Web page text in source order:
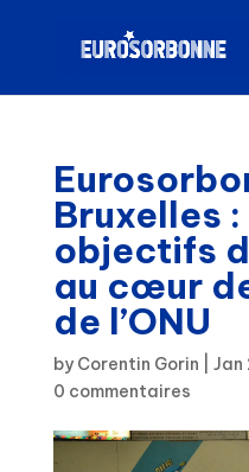
Bruxelles :
objectifs
au cœur
de l’ONU
by Corentin Gorin Jan
0 commentaires